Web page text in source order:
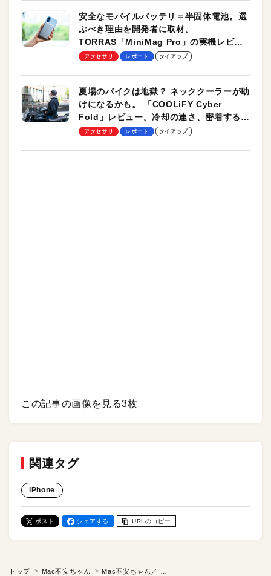
安全なモバイルバッテリ＝半固体電池。選
ぶべき理由を開発者に取材。
TORRAS「MiniMag Pro」の実機レビュ
ーも
アクセサリ レポート タイアップ
夏場のバイクは地獄？ ネッククーラーが助
けになるかも。 「COOLiFY Cyber
Fold」レビュー。冷却の速さ、密着する冷
却プレート、シンプルな操作性がグッド！
アクセサリ レポート タイアップ
この記事の画像を見る3枚
関連タグ
iPhone
ポスト シェアする URLのコピー
トップ Mac不安ちゃん Mac不安ちゃん／ きっと叶うよ不安ちゃん【第38話】